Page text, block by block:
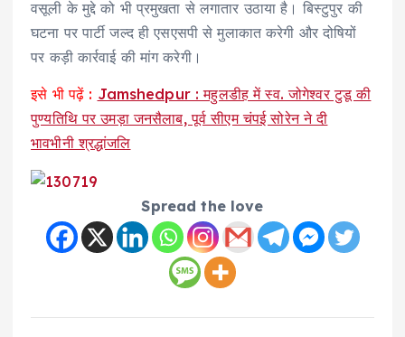
वसूली के मुद्दे को भी प्रमुखता से लगातार उठाया है। बिस्टुपुर की
घटना पर पार्टी जल्द ही एसएसपी से मुलाकात करेगी और दोषियों
पर कड़ी कार्रवाई की मांग करेगी।
इसे भी पढ़ें : Jamshedpur : महुलडीह में स्व. जोगेश्वर टुडू की
पुण्यतिथि पर उमड़ा जनसैलाब, पूर्व सीएम चंपई सोरेन ने दी
भावभीनी श्रद्धांजलि
Spread the love